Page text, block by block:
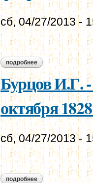
сб, 04/27/2013 -
подробнее о бурцов и.г. -
Бурцов И.Г.
октября
сб, 04/27/2013 -
подробнее о бурцов и.г. -